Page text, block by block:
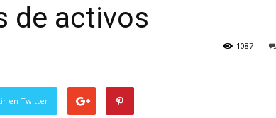
de activos
1087
en Twitter